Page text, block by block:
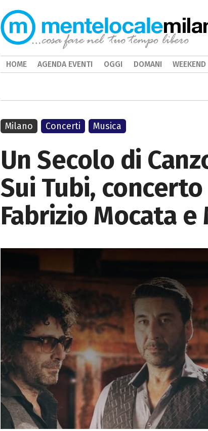
Un Secolo di
Sui Tubi,
Fabrizio Mocata e
Milano Concerti Musica
HOME AGENDA EVENTI OGGI DOMANI WEEKEND